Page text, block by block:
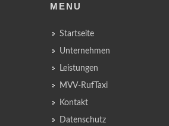
MENU
Startseite
Unternehmen
Leistungen
MVV-RufTaxi
Kontakt
Datenschutz